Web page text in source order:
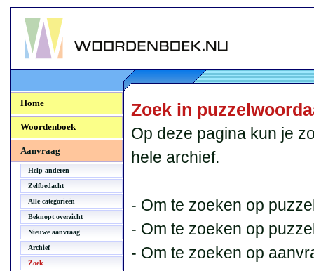
Woordenboek.NU
Home
Woordenboek
Aanvraag
Help anderen
Zelfbedacht
Alle categorieën
Beknopt overzicht
Nieuwe aanvraag
Archief
Zoek
Zoek in
Op deze pagina kun je
hele archief.
- Om te zoeken op
- Om te zoeken op
- Om te zoeken op